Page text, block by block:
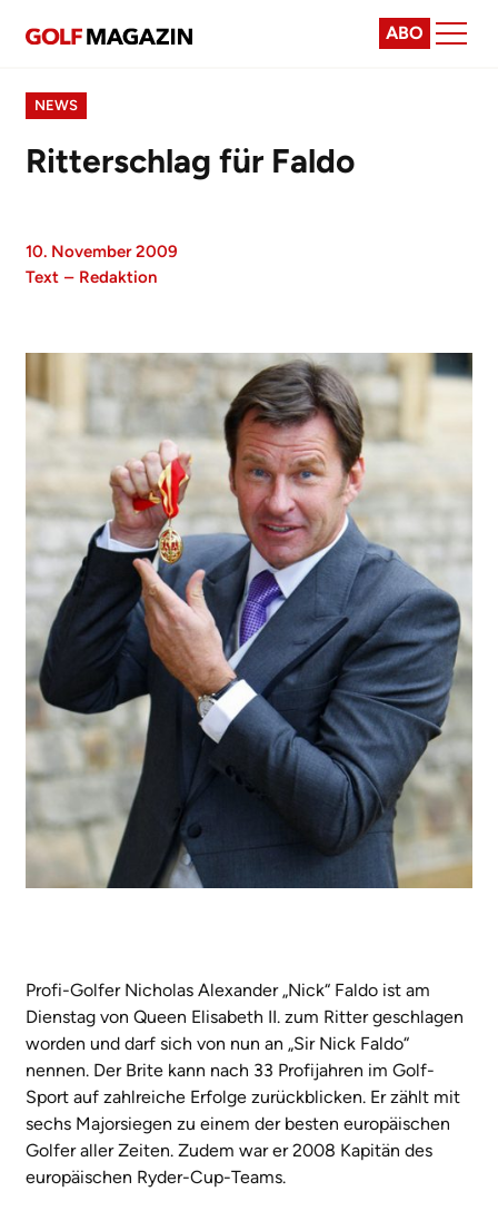
ABO
NEWS
Ritterschlag für Faldo
10. November 2009
Text – Redaktion
Profi-Golfer Nicholas Alexander „Nick“ Faldo ist am
Dienstag von Queen Elisabeth II. zum Ritter geschlagen
worden und darf sich von nun an „Sir Nick Faldo“
nennen. Der Brite kann nach 33 Profijahren im Golf-
Sport auf zahlreiche Erfolge zurückblicken. Er zählt mit
sechs Majorsiegen zu einem der besten europäischen
Golfer aller Zeiten. Zudem war er 2008 Kapitän des
europäischen Ryder-Cup-Teams.